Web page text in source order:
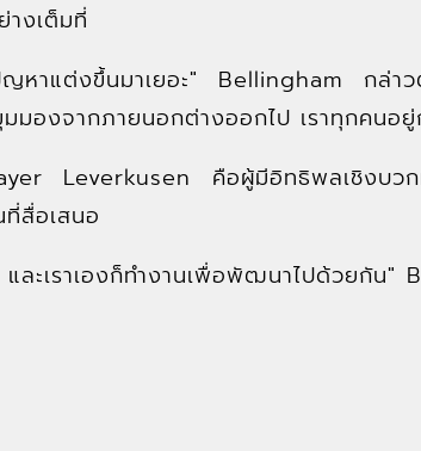
งเต็มที่
หาแต่งขึ้นมาเยอะ" Bellingham กล่าว
มองจากภายนอกต่างออกไป เราทุกคนอ
Leverkusen คือผู้มีอิทธิพลเชิงบว
สื่อเสนอ
และเราเองก็ทำงานเพื่อพัฒนาไปด้วยกัน"